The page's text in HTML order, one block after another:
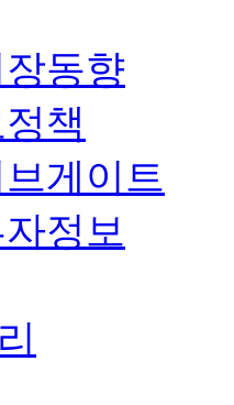
동향
책
게이트
정보